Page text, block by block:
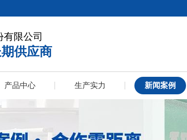
限公司
供应商
产品中心 生产实力 新闻案例